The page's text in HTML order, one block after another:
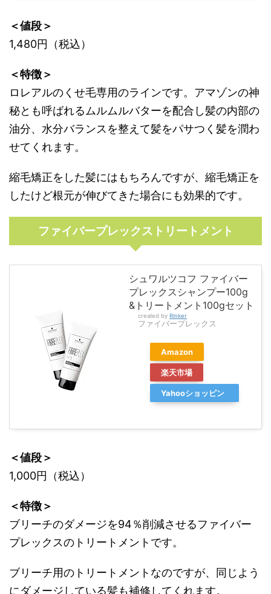
＜値段＞
1,480円（税込）
＜特徴＞
ロレアルのくせ毛専用のラインです。アマゾンの神
秘とも呼ばれるムルムルバターを配合し髪の内部の
油分、水分バランスを整えて髪をパサつく髪を潤わ
せてくれます。
縮毛矯正をした髪にはもちろんですが、縮毛矯正を
したけど根元が伸びてきた場合にも効果的です。
ファイバープレックストリートメント
シュワルツコフ ファイバー
プレックスシャンプー100g
&トリートメント100gセット
created by Rinker
ファイバープレックス
Amazon
楽天市場
Yahooショッピン
＜値段＞
1,000円（税込）
＜特徴＞
ブリーチのダメージを94％削減させるファイバー
プレックスのトリートメントです。
ブリーチ用のトリートメントなのですが、同じよう
にダメージしている髪も補修してくれます。